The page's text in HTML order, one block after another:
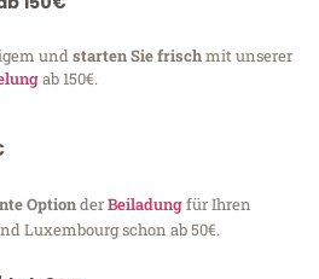
undstarten Sie frischmit unserer
ab 150€.
OptionderBeiladungfür Ihren
Luxembourg schon ab 50€.